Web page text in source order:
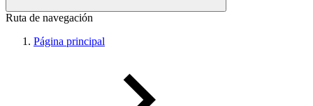
Ruta de navegación
Página principal